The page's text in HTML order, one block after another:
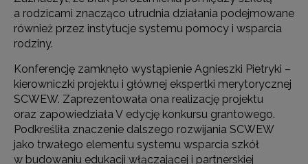
a rodzicami znacząco utrudnia działania podejmowane
również przez instytucje systemu pomocy i wsparcia
rodziny.
Konferencję zamknęło wystąpienie Agnieszki Pietryki –
kierowniczki projektu i głównej ekspertki merytorycznej
SCWEW. Zaprezentowała ona realizację projektu
oraz zapowiedziała V edycję konkursu grantowego.
Podkreśliła znaczenie dalszego rozwijania SCWEW
jako trwałego elementu systemu wsparcia szkół
w budowaniu edukacji włączającej i partnerskiej